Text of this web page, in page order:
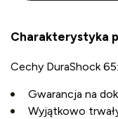
Charakterystyka
Cechy DuraShock 65:
Gwarancja na
Wyjątkowo